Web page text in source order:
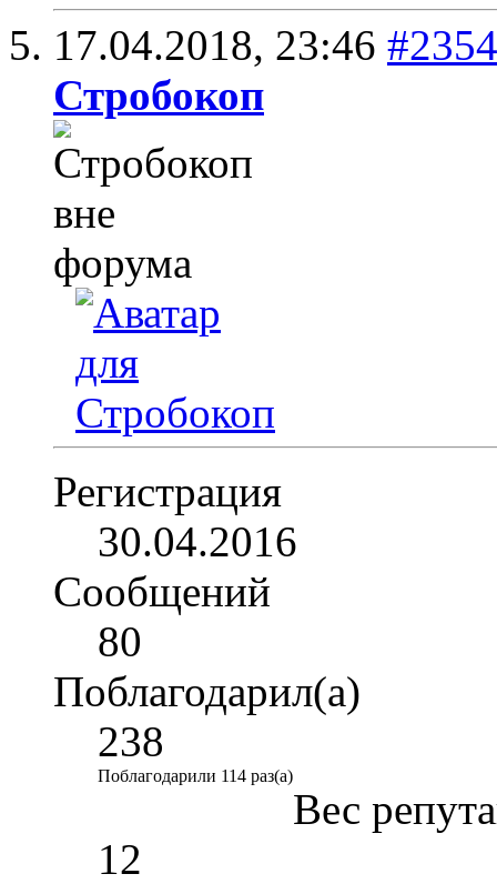
17.04.2018, 23:46 #2354
Стробокоп
Регистрация
30.04.2016
Сообщений
80
Поблагодарил(а)
238
Поблагодарили 114 раз(а)
Вес
12